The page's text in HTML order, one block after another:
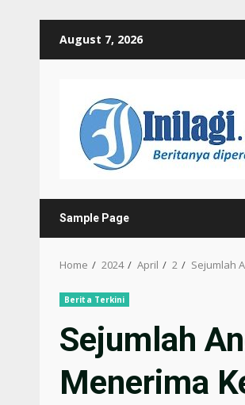
August 7, 2026
Sample Page
Home 2024 April 2 Sejumlah
Berita Terkini
Sejumlah
Menerima